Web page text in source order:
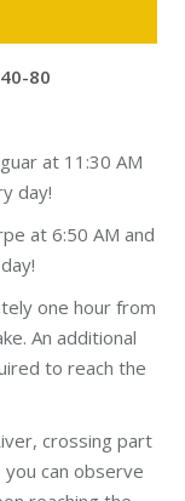
80
at 11:30 AM
day!
at 6:50 AM and
one hour from
An additional
to reach the
crossing part
can observe